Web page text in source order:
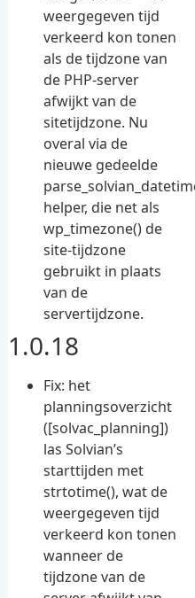
weergegeven tijd
verkeerd kon tonen
als de tijdzone van
de PHP-server
afwijkt van de
sitetijdzone. Nu
overal via de
nieuwe gedeelde
helper, die net als
wp_timezone() de
site-tijdzone
gebruikt in plaats
van de
servertijdzone.
1.0.18
Fix: het
planningsoverzicht
([solvac_planning])
las Solvian’s
starttijden met
strtotime(), wat de
weergegeven tijd
verkeerd kon tonen
wanneer de
tijdzone van de